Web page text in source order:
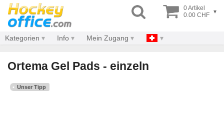
0 Artikel
0.00 CHF ▾
Kategorien Info Mein Zugang
Ortema Gel Pads - einzeln
Unser Tipp